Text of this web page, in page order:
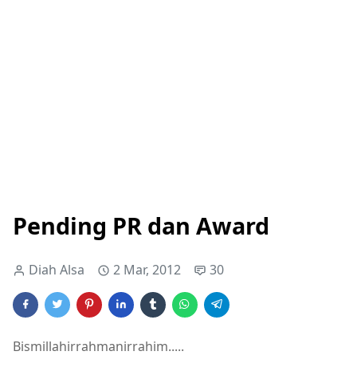
Pending PR dan Award
Diah Alsa 2 Mar, 2012 30
Bismillahirrahmanirrahim.....